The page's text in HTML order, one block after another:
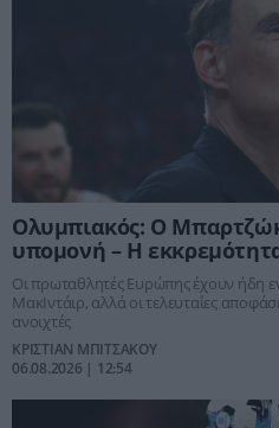
Ολυμπιακός: Ο
υπομονή – Η
Οι πρωταθλητές Ευρώπης έχουν ήδη
ΜακΙντάιρ, αλλά οι τελευταίες
ανοιχτές
ΚΡΙΣΤΙΑΝ ΜΠΙΤΣΑΚΟΥ
06.08.2026 | 12:54